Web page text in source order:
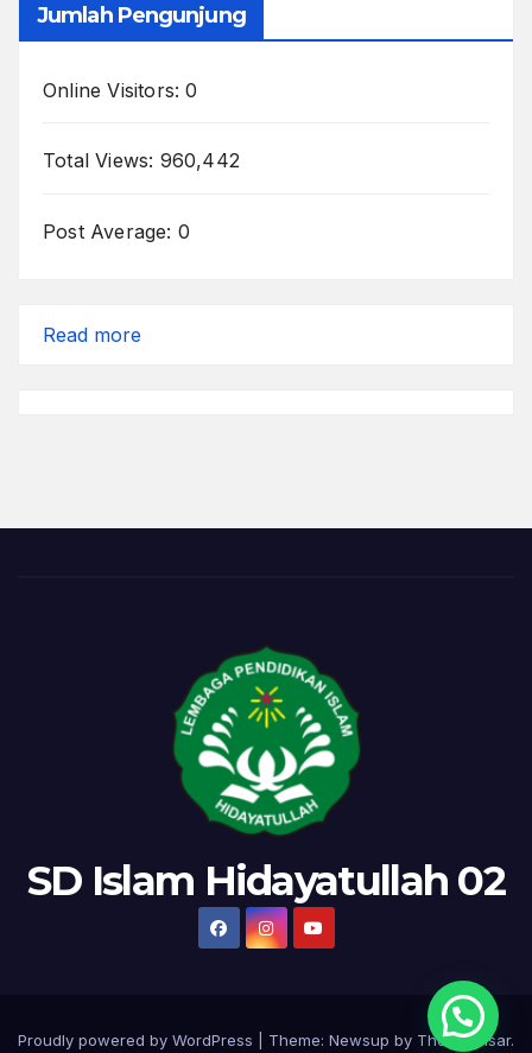
Jumlah Pengunjung
Online Visitors:0
Total Views: 960,442
Post Average: 0
Read more
SD Islam Hidayatullah 02
Proudly powered by WordPress Theme: Newsup by Themeansar.